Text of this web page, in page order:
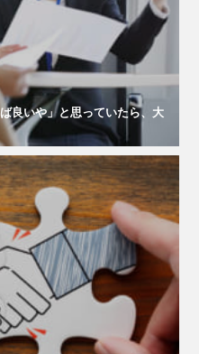
良いや」と思っていたら、大